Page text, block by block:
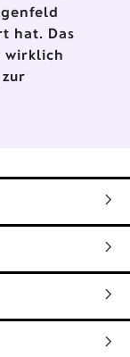
hat. Das
wirklich